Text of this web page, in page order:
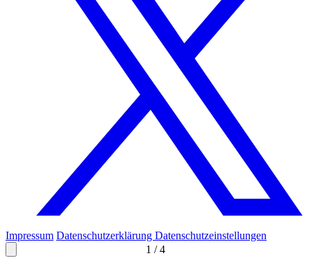
1 /4
Impressum Datenschutzerklärung Datenschutzeinstellungen